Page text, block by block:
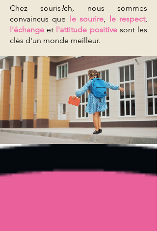
Chez souris!ch, nous sommes
convaincus que le sourire, le respect,
l'échange et l'attitude positivesont les
clés d'un monde meilleur.